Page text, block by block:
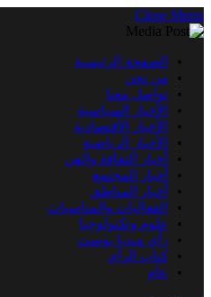
Close Menu
الصفحة الرئيسية
من نحن
تواصل معنا
الأخبار السياسية
الأخبار الأقتصادية
الأخبار الرياضية
أخبار الثقافة والفن
أخبار المجتمع
أخبار المناطق
الفعاليات والمناسبات
علوم وتكنولوجيا
رأي ميديا بوست
كتاب الرأي
عام